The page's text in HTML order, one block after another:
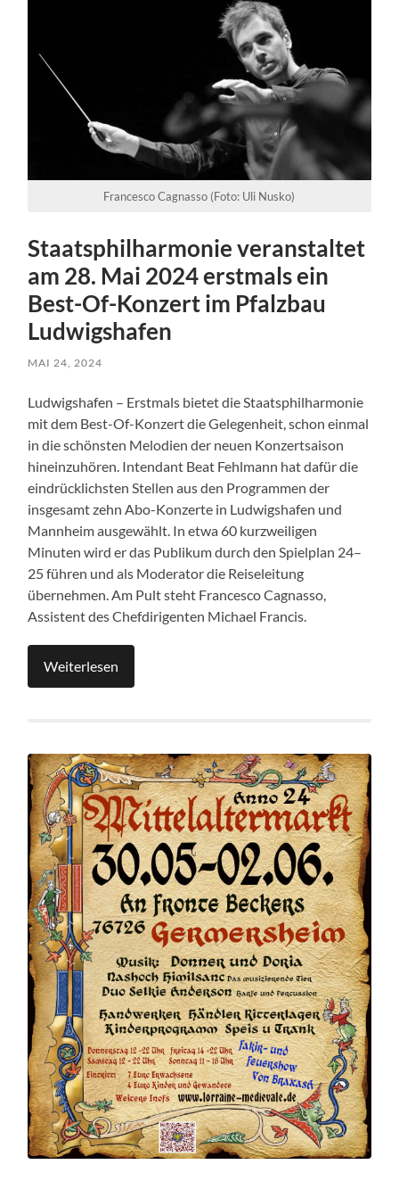
Francesco Cagnasso (Foto: Uli Nusko)
Staatsphilharmonie veranstaltet
am 28. Mai 2024 erstmals ein
Best-Of-Konzert im Pfalzbau
Ludwigshafen
MAI 24, 2024
Ludwigshafen – Erstmals bietet die Staatsphilharmonie
mit dem Best-Of-Konzert die Gelegenheit, schon einmal
in die schönsten Melodien der neuen Konzertsaison
hineinzuhören. Intendant Beat Fehlmann hat dafür die
eindrücklichsten Stellen aus den Programmen der
insgesamt zehn Abo-Konzerte in Ludwigshafen und
Mannheim ausgewählt. In etwa 60 kurzweiligen
Minuten wird er das Publikum durch den Spielplan 24–
25 führen und als Moderator die Reiseleitung
übernehmen. Am Pult steht Francesco Cagnasso,
Assistent des Chefdirigenten Michael Francis.
Weiterlesen